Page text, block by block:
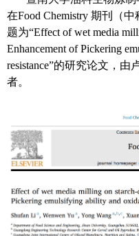
在Food Chemistry 期刊（中
题为“Effect of wet media
Enhancement of Pickering
resistance”的研究论文，由
者。